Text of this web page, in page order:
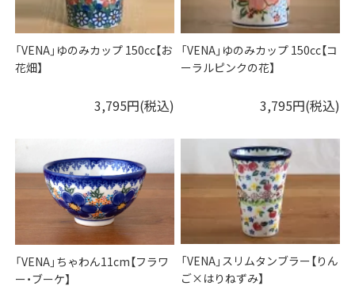
「VENA」ゆのみカップ 150cc【お
花畑】
3,795円(税込)
「VENA」ゆのみカップ 150cc【コ
ーラルピンクの花】
3,795円(税込)
「VENA」ちゃわん11cm【フラワ
ー・ブーケ】
「VENA」スリムタンブラー【りん
ご×はりねずみ】